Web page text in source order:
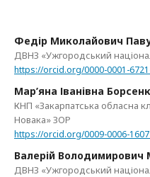
Федір Миколайович
ДВНЗ «Ужгородський
https://orcid.org/0000-0001-
Мар’яна Іванівна
КНП «Закарпатська обласна
Новака» ЗОР
https://orcid.org/0009-0006-
Валерій
ДВНЗ «Ужгородський